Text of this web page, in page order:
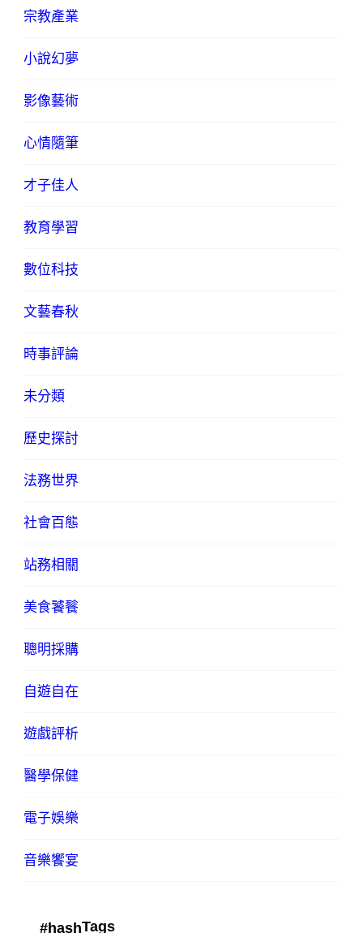
宗教產業
小說幻夢
影像藝術
心情隨筆
才子佳人
教育學習
數位科技
文藝春秋
時事評論
未分類
歷史探討
法務世界
社會百態
站務相關
美食饕餮
聰明採購
自遊自在
遊戲評析
醫學保健
電子娛樂
音樂饗宴
#hashTags